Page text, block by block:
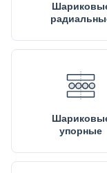
упорные